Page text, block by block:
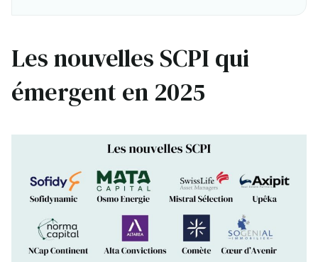
Les nouvelles SCPI qui
émergent en 2025